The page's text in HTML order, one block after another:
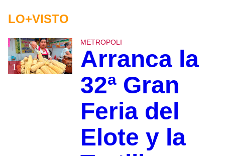
LO+VISTO
1
METROPOLI
Arranca la
32ª Gran
Feria del
Elote y la